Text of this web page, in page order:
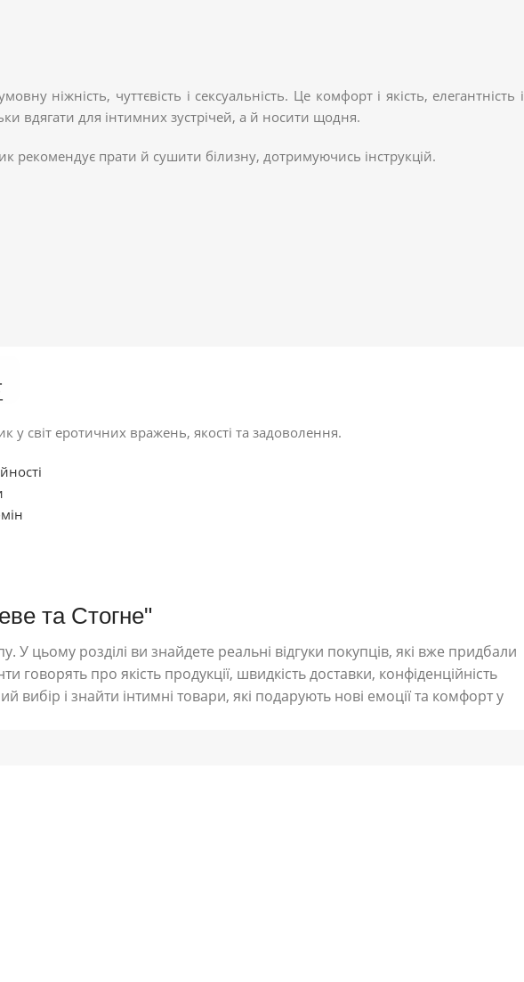
ніжність, чуттєвість і сексуальність. Це комфорт і якість, елегантність і
вдягати для інтимних зустрічей, а й носити щодня.
рекомендує прати й сушити білизну, дотримуючись інструкцій.
світ еротичних вражень, якості та задоволення.
та Стогне"
У цьому розділі ви знайдете реальні відгуки покупців, які вже придбали
про якість продукції, швидкість доставки, конфіденційність
і знайти інтимні товари, які подарують нові емоції та комфорт у